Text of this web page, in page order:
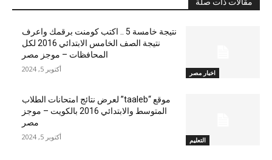
اخبار مصر
نتيجة خامسة 5 .. اكتب كومنت برقمك واعرف
نتيجة الصف الخامس الابتدائي 2016 لكل
المحافظات – موجز مصر
أكتوبر 5, 2024
التعليم
موقع “taaleb” لعرض نتائج امتحانات الطلاب
المتوسط والابتدائي 2016 بالكويت – موجز
مصر
أكتوبر 5, 2024